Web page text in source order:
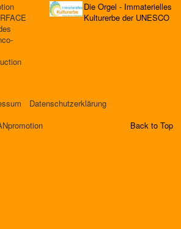
Die Orgel - Immaterielles
Kulturerbe der UNESCO
Datenschutzerklärung
Back to Top